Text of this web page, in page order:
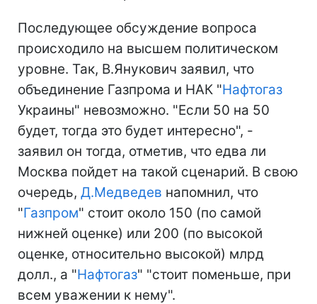
Последующее обсуждение вопроса
происходило на высшем политическом
уровне. Так, В.Янукович заявил, что
объединение Газпрома и НАК "Нафтогаз
Украины" невозможно. "Если 50 на 50
будет, тогда это будет интересно", -
заявил он тогда, отметив, что едва ли
Москва пойдет на такой сценарий. В свою
очередь, Д.Медведев напомнил, что
"Газпром" стоит около 150 (по самой
нижней оценке) или 200 (по высокой
оценке, относительно высокой) млрд
долл., а "Нафтогаз" "стоит поменьше, при
всем уважении к нему".